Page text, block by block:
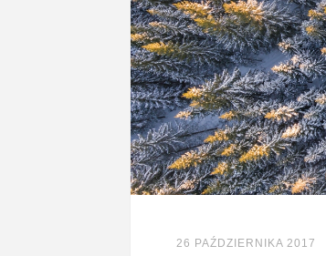
26 PAŹDZIERNIKA 2017